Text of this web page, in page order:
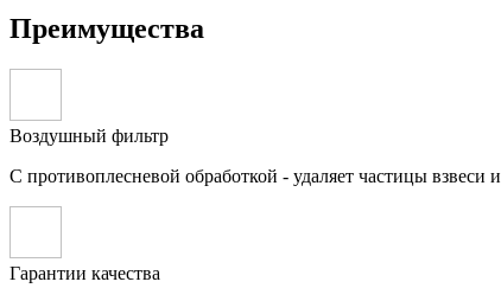
Преимущества
Воздушный фильтр
С противоплесневой обработкой - удаляет частицы
Гарантии качества